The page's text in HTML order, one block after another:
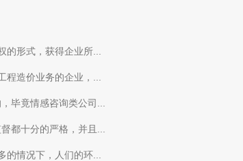
形式，获得企业所...
造价业务的企业，...
毕竟情感咨询类公司...
都十分的严格，并且...
情况下，人们的环...